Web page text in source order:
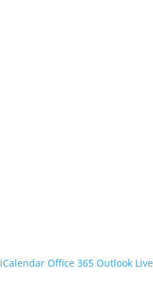
iCalendar Office 365 Outlook Live